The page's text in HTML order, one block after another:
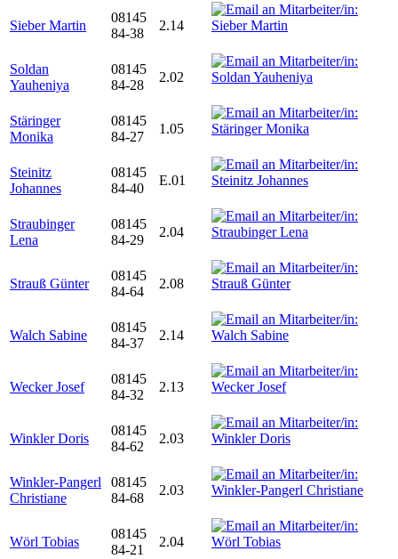
Sieber Martin
08145
84-38
2.14
Soldan
Yauheniya
08145
84-28
2.02
Stäringer
Monika
08145
84-27
1.05
Steinitz
Johannes
08145
84-40
E.01
Straubinger
Lena
08145
84-29
2.04
Strauß Günter
08145
84-64
2.08
Walch Sabine
08145
84-37
2.14
Wecker Josef
08145
84-32
2.13
Winkler Doris
08145
84-62
2.03
Winkler-Pangerl
Christiane
08145
84-68
2.03
Wörl Tobias
08145
84-21
2.04